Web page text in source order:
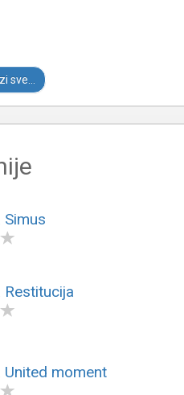
sve...
Simus
Restitucija
United moment